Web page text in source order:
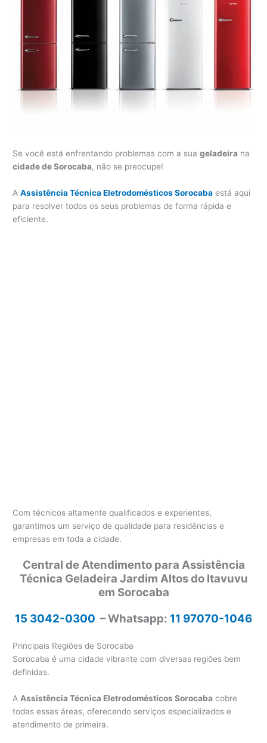
Se você está enfrentando problemas com a suageladeira na
cidade de Sorocaba, não se preocupe!
AAssistência Técnica Eletrodomésticos Sorocaba está aqui
para resolver todos os seus problemas de forma rápida e
eficiente.
Com técnicos altamente qualificados e experientes,
garantimos um serviço de qualidade para residências e
empresas em toda a cidade.
Central de Atendimento para Assistência
Técnica Geladeira Jardim Altos do Itavuvu
em Sorocaba
15 3042-0300 – Whatsapp: 11 97070-1046
Principais Regiões de Sorocaba
Sorocaba é uma cidade vibrante com diversas regiões bem
definidas.
AAssistência Técnica Eletrodomésticos Sorocaba cobre
todas essas áreas, oferecendo serviços especializados e
atendimento de primeira.